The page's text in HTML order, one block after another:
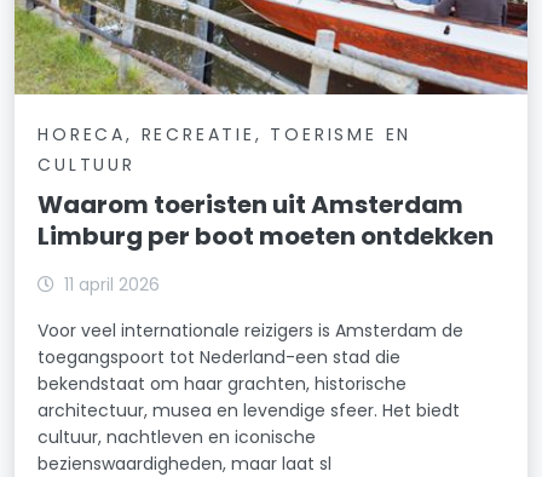
HORECA, RECREATIE, TOERISME EN
CULTUUR
Waarom toeristen uit Amsterdam
Limburg per boot moeten ontdekken
11 april 2026
Voor veel internationale reizigers is Amsterdam de
toegangspoort tot Nederland-een stad die
bekendstaat om haar grachten, historische
architectuur, musea en levendige sfeer. Het biedt
cultuur, nachtleven en iconische
bezienswaardigheden, maar laat sl